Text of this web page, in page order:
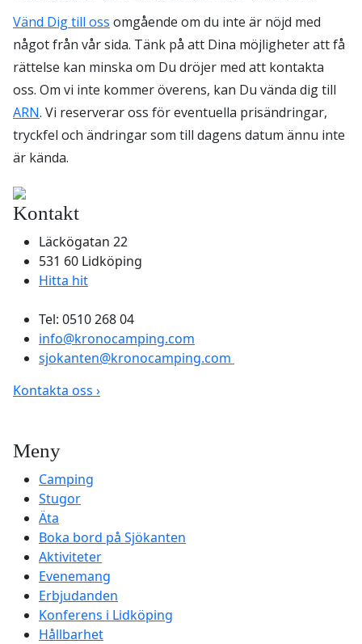
Vänd Dig till oss omgående om du inte är nöjd med
något från vår sida. Tänk på att Dina möjligheter att få
rättelse kan minska om Du dröjer med att kontakta
oss. Om vi inte kommer överens, kan Du vända dig till
ARN. Vi reserverar oss för eventuella prisändringar,
tryckfel och ändringar som till dagens datum ännu inte
är kända.
Kontakt
Läckögatan 22
531 60 Lidköping
Hitta hit
Tel: 0510 268 04
info@kronocamping.com
sjokanten@kronocamping.com
Kontakta oss ›
Meny
Camping
Stugor
Äta
Boka bord på Sjökanten
Aktiviteter
Evenemang
Erbjudanden
Konferens i Lidköping
Hållbarhet